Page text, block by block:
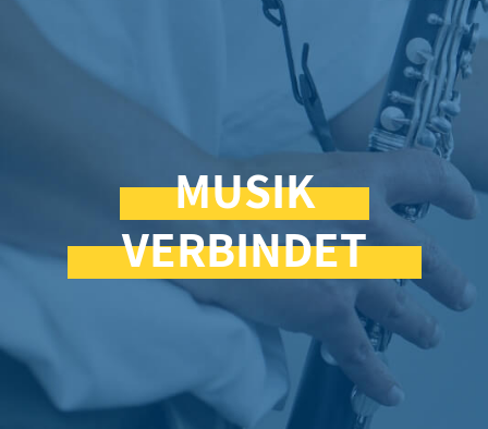
MUSIK
VERBINDET